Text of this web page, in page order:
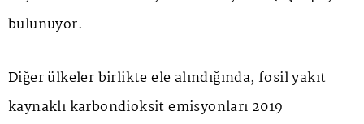
bulunuyor.
Diğer ülkeler birlikte ele alındığında, fosil yakıt
kaynaklı karbondioksit emisyonları 2019